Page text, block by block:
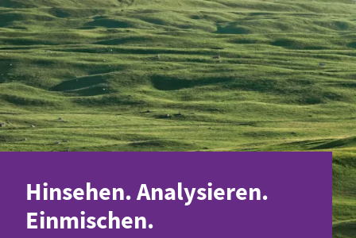
Hinsehen. Analysieren.
Einmischen.